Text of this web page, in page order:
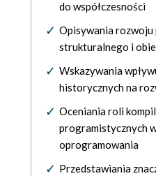
do współczesności
Opisywania
strukturalnego i
Wskazywania
historycznych na
Oceniania roli
programistycznych
oprogramowania
Przedstawiania